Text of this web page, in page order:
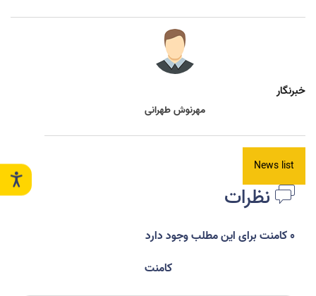
خبرنگار
مهرنوش طهرانی
News list
نظرات
0 کامنت برای این مطلب وجود دارد
کامنت